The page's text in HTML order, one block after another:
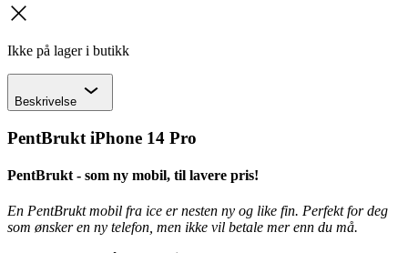
Ikke på lager i butikk
Beskrivelse
PentBrukt iPhone 14 Pro
PentBrukt - som ny mobil, til lavere pris!
En PentBrukt mobil fra ice er nesten ny og like fin. Perfekt for deg
som ønsker en ny telefon, men ikke vil betale mer enn du må.